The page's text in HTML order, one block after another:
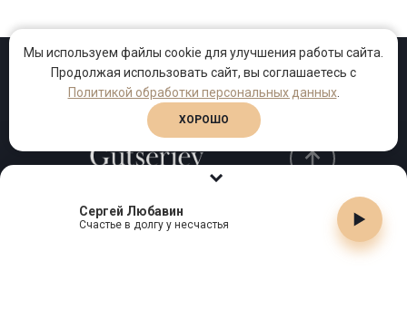
Сергей Любавин
Счастье в долгу у несчастья
Проекты Песни Клипы
Телефон:+7 (495) 909-99-40
Мы используем файлы cookie для улучшения работы сайта.
Продолжая использовать сайт, вы соглашаетесь с
Политикой обработки персональных данных.
ХОРОШО